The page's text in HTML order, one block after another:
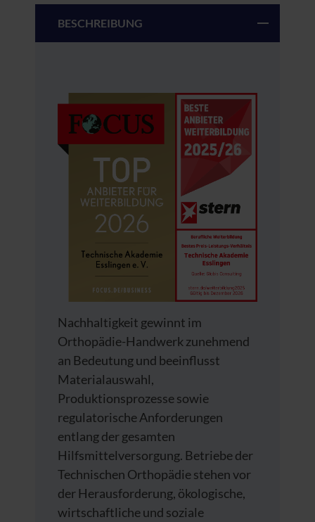
BESCHREIBUNG
Nachhaltigkeit gewinnt im
Orthopädie-Handwerk zunehmend
an Bedeutung und beeinflusst
Materialauswahl,
Produktionsprozesse sowie
regulatorische Anforderungen
entlang der gesamten
Hilfsmittelversorgung. Betriebe der
Technischen Orthopädie stehen vor
der Herausforderung, ökologische,
wirtschaftliche und soziale